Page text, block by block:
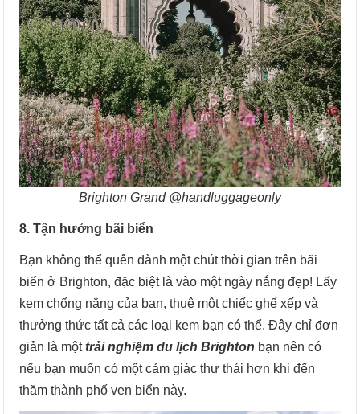
Brighton Grand @handluggageonly
8. Tận hưởng bãi biển
Bạn không thể quên dành một chút thời gian trên bãi
biển ở Brighton, đặc biệt là vào một ngày nắng đẹp! Lấy
kem chống nắng của bạn, thuê một chiếc ghế xếp và
thưởng thức tất cả các loại kem bạn có thể. Đây chỉ đơn
giản là mộttrải nghiệm du lịch Brighton bạn nên có
nếu bạn muốn có một cảm giác thư thái hơn khi đến
thăm thành phố ven biển này.